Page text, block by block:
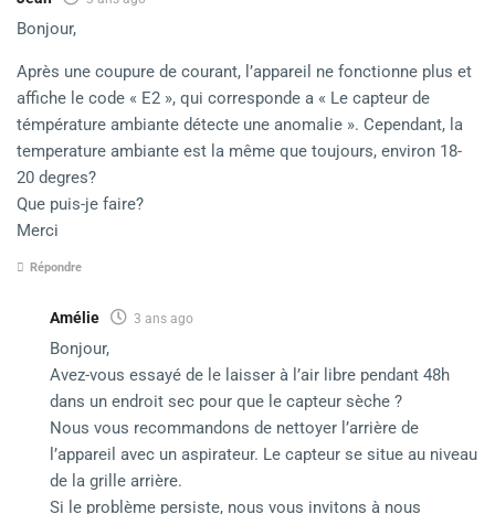
Bonjour,
Après une coupure de courant, l’appareil ne fonctionne plus et
affiche le code « E2 », qui corresponde a « Le capteur de
témpérature ambiante détecte une anomalie ». Cependant, la
temperature ambiante est la même que toujours, environ 18-
20 degres?
Que puis-je faire?
Merci
Répondre
Amélie 3 ans ago
Bonjour,
Avez-vous essayé de le laisser à l’air libre pendant 48h
dans un endroit sec pour que le capteur sèche ?
Nous vous recommandons de nettoyer l’arrière de
l’appareil avec un aspirateur. Le capteur se situe au niveau
de la grille arrière.
Si le problème persiste, nous vous invitons à nous